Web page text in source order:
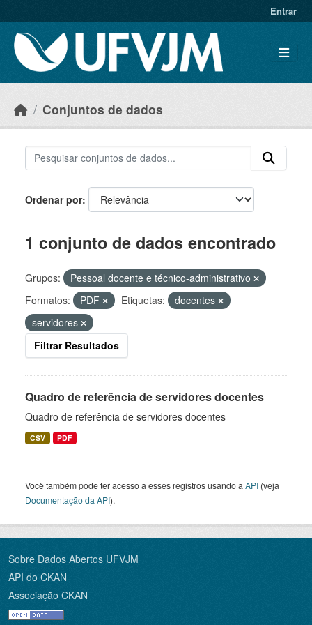
Entrar
Conjuntos de dados
Ordenar por
1 conjunto de dados encontrado
Grupos:
Pessoal docente e técnico-administrativo
Formatos:
PDF Etiquetas:
docentes
servidores
Filtrar Resultados
Quadro de referência de servidores docentes
Quadro de referência de servidores docentes
CSV PDF
Você também pode ter acesso a esses registros usando a API (veja
Documentação da API).
Sobre Dados Abertos UFVJM
API do CKAN
Associação CKAN